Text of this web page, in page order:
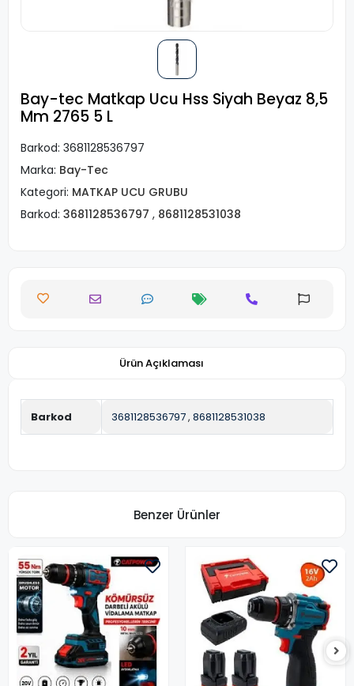
Bay-tec Matkap Ucu Hss Siyah Beyaz 8,5
Mm 2765 5 L
Barkod: 3681128536797
Marka: Bay-Tec
Kategori: MATKAP UCU GRUBU
Barkod: 3681128536797 , 8681128531038
Ürün Açıklaması
Barkod 3681128536797, 8681128531038
Benzer Ürünler